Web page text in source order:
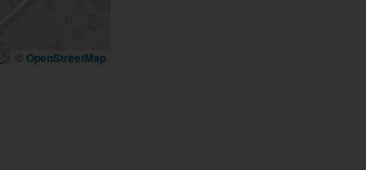
© OpenStreetMap